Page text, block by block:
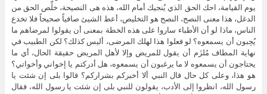
يوم القيامة، احك الحق الذي يُنجيك أمام الله، هذه هى النصيحة، خلِّص الحق من
الدغل، هذا معنى النصح، النصح هو التخليص، أعط الشيئ صافياً صحيحاً فلا تخدع
الناس، ماذا لو أن الأطباء ساروا على هذه الخطة بمعنى أن يقولوا لمرضاهم ما
يُحِبون أن يسمعوه؟ لو فعلوا هذا لهلك المرضى، أليس كذلك؟ لكن الطبيب في
نهاية المطاف مُلزَم أن يقول للمريض وإلا لأهل المريض حقيقة الحال، أي ما
يحتاجون أن يسمعوه لا ما يرغبون أن يسمعوه، هل أدركتم يا إخواني وأخواتي؟
هو هذا، وعلى كل حال قال النبي ألا أخبركم بشراركم؟ قالوا بلى إن شئت يا
رسول الله، انظروا إلى الأدب، يقولون للنبي بلى إن شئت يا رسول الله، فقال